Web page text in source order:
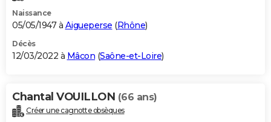
Naissance
05/05/1947 à Aigueperse (Rhône)
Décès
12/03/2022 à Mâcon (Saône-et-Loire)
Chantal VOUILLON (66 ans)
Créer une cagnotte obsèques